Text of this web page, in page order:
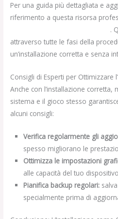
Per una guida più dettagliata e
riferimento a questa risorsa
.
attraverso tutte le fasi della
un’installazione corretta e senza
Consigli di Esperti per Ottimizzare
Anche con l’installazione
sistema e il gioco stesso
alcuni consigli:
Verifica regolarmente gli
spesso migliorano le
Ottimizza le impostazioni
alle capacità del tuo
Pianifica backup regolari:
specialmente prima di